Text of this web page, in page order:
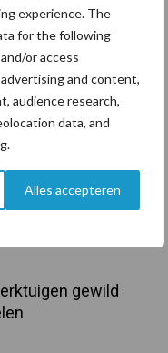
experience. The
for the following
or access
and content,
audience research,
data, and
Alles accepteren
Partner nieuws
Royal A-ware:
gewild